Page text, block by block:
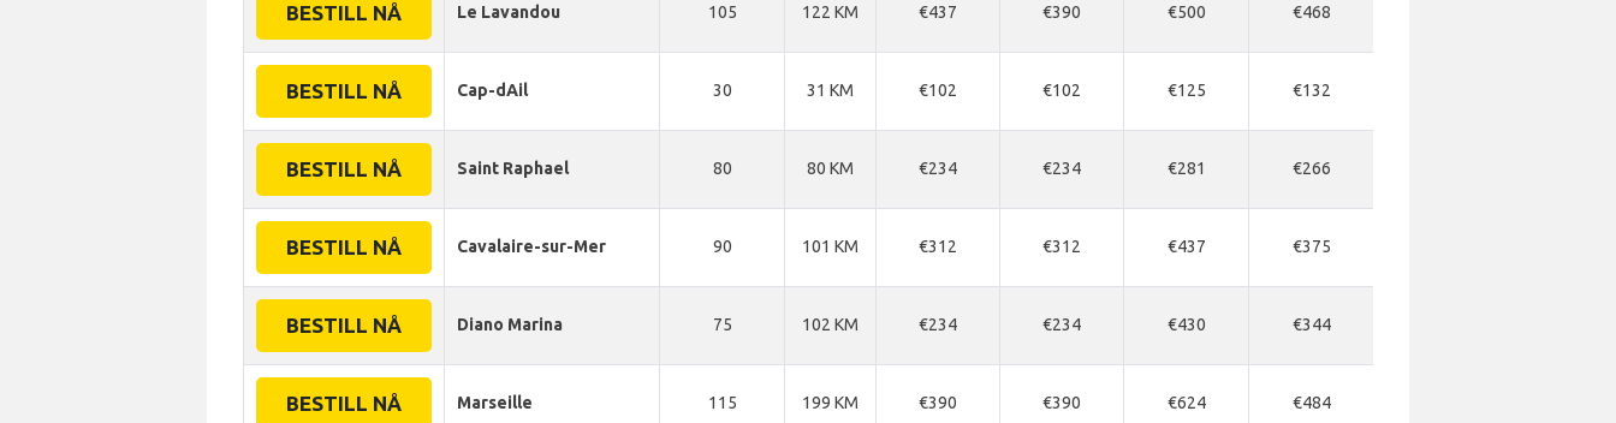
BESTILL NÅ Le Lavandou 105 122 KM €437 €390 €500 €468
BESTILL NÅ Cap-dAil 30 31 KM €102 €102 €125 €132
BESTILL NÅ Saint Raphael 80 80 KM €234 €234 €281 €266
BESTILL NÅ Cavalaire-sur-Mer 90 101 KM €312 €312 €437 €375
BESTILL NÅ Diano Marina 75 102 KM €234 €234 €430 €344
BESTILL NÅ Marseille 115 199 KM €390 €390 €624 €484